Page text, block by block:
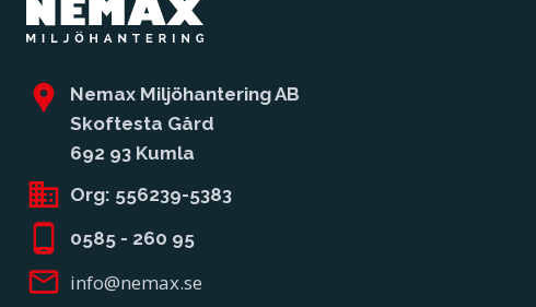
Nemax Miljöhantering AB
Skoftesta Gård
692 93 Kumla
Org: 556239-5383
0585 - 260 95
info@nemax.se